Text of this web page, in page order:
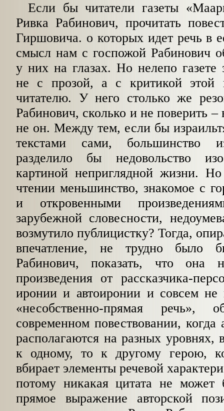
Если бы читатели газеты
Ривка Раби­нович, прочитать
Гиршовича. о кото­рых идет речь в
смысл нам с госпожой Раби­нович
у них на глазах. Но нелепо газете
не с прозой, а с критикой этой
читателю. У него столько же
Рабинович, сколько и не поверить –
не он. Между тем, если бы
текстами сами, большинство
разделило бы недовольство
картиной неприглядной жизни.
чтении меньшинство, знакомое с
и откровенными
зарубежной словесности,
возмутило публицис­тку? Тогда,
впечатление, не трудно было
Рабинович, показать, что она
произведения от рассказчика-
иронии и автоиронии и совсем не
«несобственно-прямая
современном повествовании, когда
располагаются на разных уровнях,
к одному, то к другому герою,
вбирает элементы речевой
потому никакая цитата не может
прямое выражение авторской